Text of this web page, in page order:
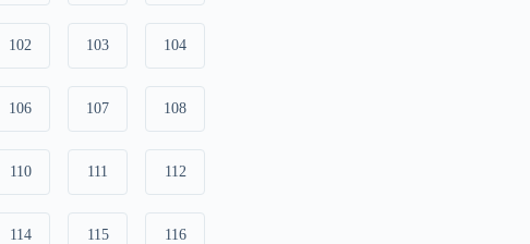
102 103 104
106 107 108
110 111 112
114 115 116